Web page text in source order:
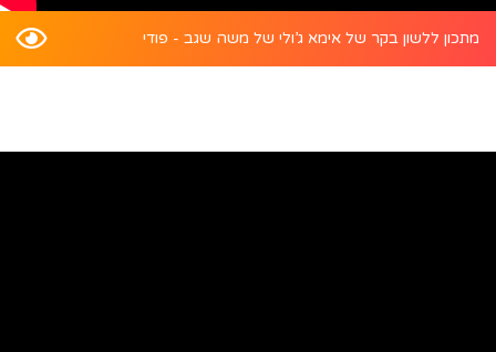
מתכון ללשון בקר של אימא ג’ולי של משה שגב - פודי